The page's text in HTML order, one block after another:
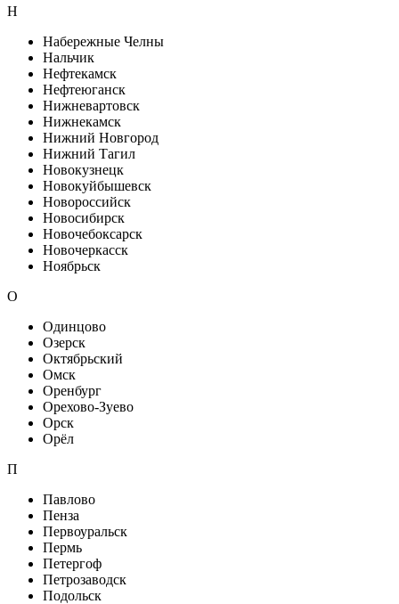
Н
Набережные Челны
Нальчик
Нефтекамск
Нефтеюганск
Нижневартовск
Нижнекамск
Нижний Новгород
Нижний Тагил
Новокузнецк
Новокуйбышевск
Новороссийск
Новосибирск
Новочебоксарск
Новочеркасск
Ноябрьск
О
Одинцово
Озерск
Октябрьский
Омск
Оренбург
Орехово-Зуево
Орск
Орёл
П
Павлово
Пенза
Первоуральск
Пермь
Петергоф
Петрозаводск
Подольск